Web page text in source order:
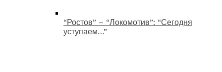
“Ростов” – “Локомотив”: “Сегодня
уступаем…”